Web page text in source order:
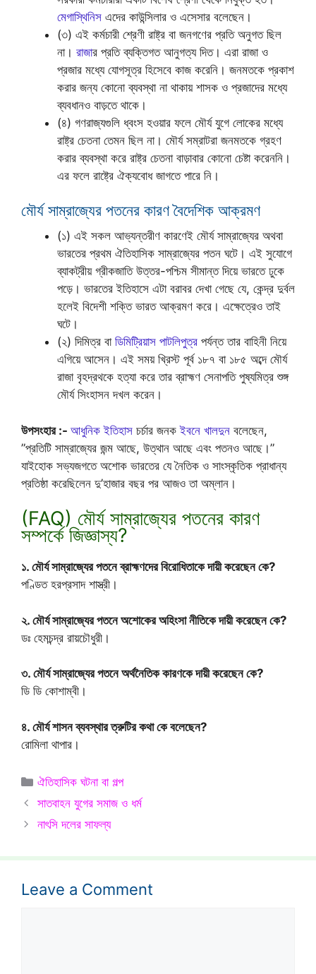
মেগাস্থিনিস এদের কাউন্সিলার ও এসেসার বলেছেন।
(৩) এই কর্মচারী শ্রেণী রাষ্ট্র বা জনগণের প্রতি অনুগত ছিল
না। রাজার প্রতি ব্যক্তিগত আনুগত্য দিত। এরা রাজা ও
প্রজার মধ্যে যোগসূত্র হিসেবে কাজ করেনি। জনমতকে প্রকাশ
করার জন্য কোনো ব্যবস্থা না থাকায় শাসক ও প্রজাদের মধ্যে
ব্যবধানও বাড়তে থাকে।
(৪) গণরাজ্যগুলি ধ্বংস হওয়ার ফলে মৌর্য যুগে লোকের মধ্যে
রাষ্ট্র চেতনা তেমন ছিল না। মৌর্য সম্রাটরা জনমতকে গ্রহণ
করার ব্যবস্থা করে রাষ্ট্র চেতনা বাড়াবার কোনো চেষ্টা করেননি।
এর ফলে রাষ্ট্রে ঐক্যবোধ জাগতে পারে নি।
মৌর্য সাম্রাজ্যের পতনের কারণ বৈদেশিক আক্রমণ
(১) এই সকল আভ্যন্তরীণ কারণেই মৌর্য সাম্রাজ্যের অথবা
ভারতের প্রথম ঐতিহাসিক সাম্রাজ্যের পতন ঘটে। এই সুযোগে
ব্যাকট্রীয় গ্রীকজাতি উত্তর-পশ্চিম সীমান্ত দিয়ে ভারতে ঢুকে
পড়ে। ভারতের ইতিহাসে এটা বরাবর দেখা গেছে যে, কেন্দ্র দুর্বল
হলেই বিদেশী শক্তি ভারত আক্রমণ করে। এক্ষেত্রেও তাই
ঘটে।
(২) দিমিত্র বা ডিমিট্রিয়াস পাটলিপুত্র পর্যন্ত তার বাহিনী নিয়ে
এগিয়ে আসেন। এই সময় খ্রিস্ট পূর্ব ১৮৭ বা ১৮৫ অব্দে মৌর্য
রাজা বৃহদ্রথকে হত্যা করে তার ব্রাহ্মণ সেনাপতি পুষ্যমিত্র শুঙ্গ
মৌর্য সিংহাসন দখল করেন।
উপসংহার :- আধুনিক ইতিহাস চর্চার জনকইবনে খালদুন বলেছেন,
”প্রতিটি সাম্রাজ্যের জন্ম আছে, উত্থান আছে এবং পতনও আছে।”
যাইহোক সভ্যজগতে অশোক ভারতের যে নৈতিক ও সাংস্কৃতিক প্রাধান্য
প্রতিষ্ঠা করেছিলেন দু’হাজার বছর পর আজও তা অম্লান।
(FAQ) মৌর্য সাম্রাজ্যের পতনের কারণ
সম্পর্কে জিজ্ঞাস্য?
১. মৌর্য সাম্রাজ্যের পতনে ব্রাহ্মণদের বিরোধিতাকে দায়ী করেছেন কে?
পণ্ডিত হরপ্রসাদ শাস্ত্রী।
২. মৌর্য সাম্রাজ্যের পতনে অশোকের অহিংসা নীতিকে দায়ী করেছেন কে?
ডঃ হেমচন্দ্র রায়চৌধুরী।
৩. মৌর্য সাম্রাজ্যের পতনে অর্থনৈতিক কারণকে দায়ী করেছেন কে?
ডি ডি কোশাম্বী।
৪. মৌর্য শাসন ব্যবস্থার ত্রুটির কথা কে বলেছেন?
রোমিলা থাপার।
Categories
ঐতিহাসিক ঘটনা বা গল্প
সাতবাহন যুগের সমাজ ও ধর্ম
নাৎসি দলের সাফল্য
Leave a Comment